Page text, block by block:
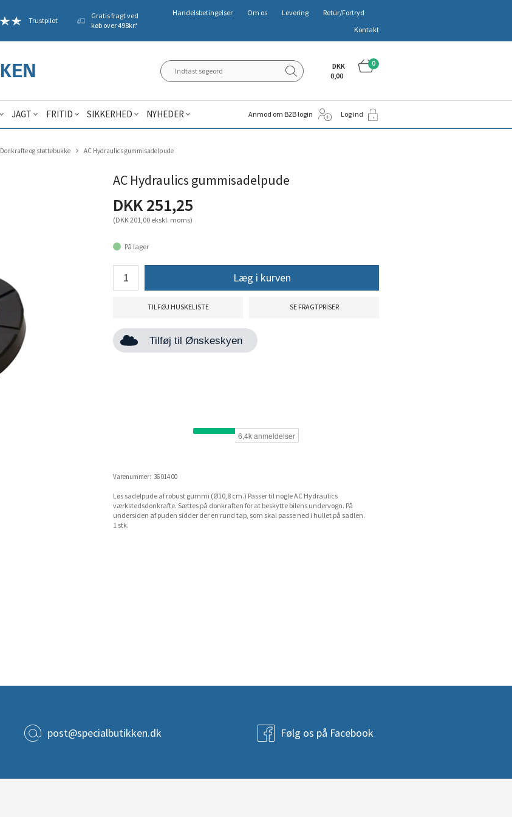
Trustpilot
Gratis fragt ved
køb over 498kr.*
Handelsbetingelser Om os Levering
Retur/Fortryd
Kontakt
0
DKK
0,00
JAGT FRITID SIKKERHED NYHEDER Anmod om B2B login Log ind
Donkrafte og støttebukke AC Hydraulics gummisadelpude
AC Hydraulics gummisadelpude
DKK 251,25
(DKK 201,00 ekskl. moms)
På lager
Læg i kurven
TILFØJ HUSKELISTE SE FRAGTPRISER
Tilføj til Ønskeskyen
Varenummer: 36 014 00
Løs sadelpude af robust gummi (Ø10,8 cm.) Passer til nogle AC Hydraulics
værkstedsdonkrafte. Sættes på donkraften for at beskytte bilens undervogn. På
undersiden af puden sidder der en rund tap, som skal passe ned i hullet på sadlen.
1 stk.
post@specialbutikken.dk Følg os på Facebook